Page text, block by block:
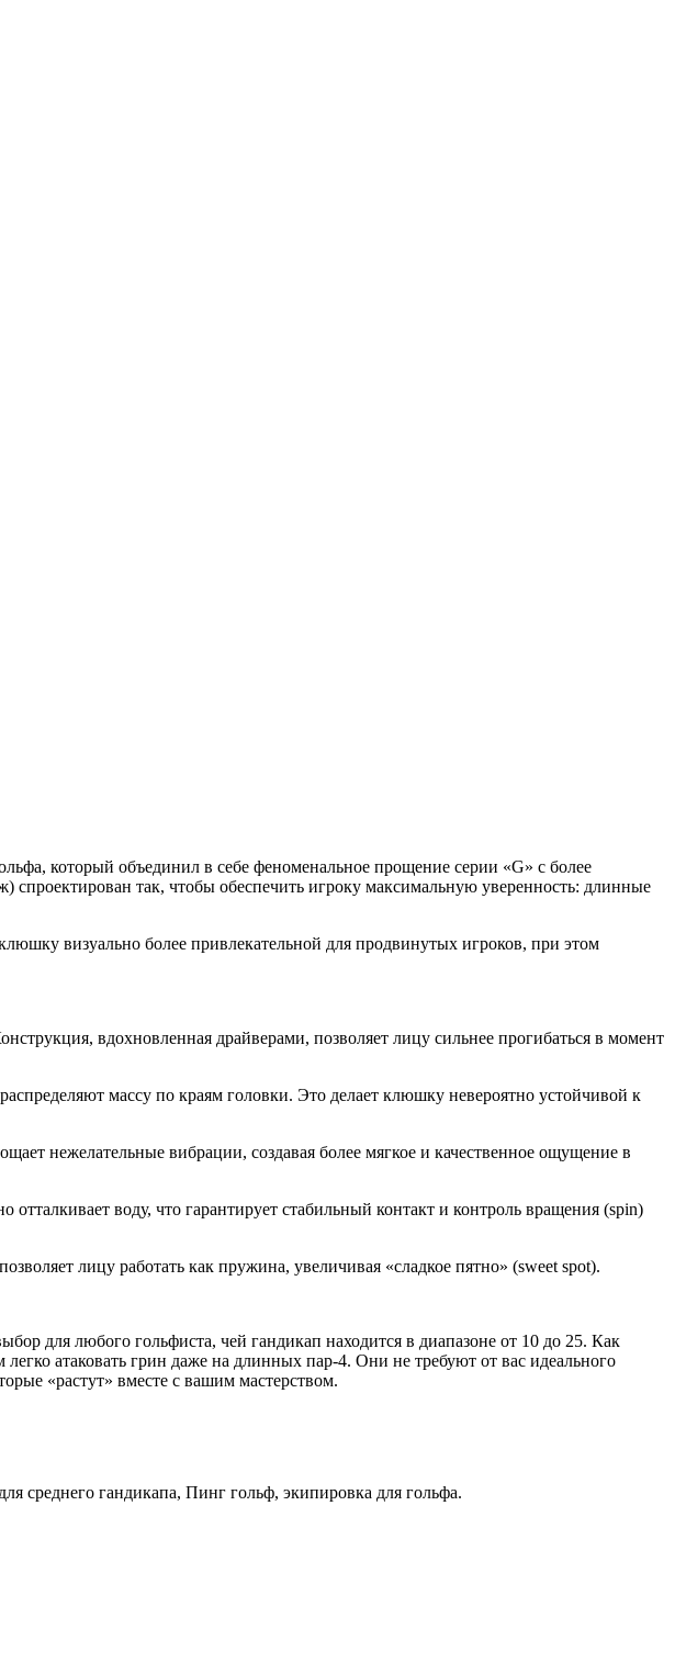
который объединил в себе феноменальное прощение серии «G» с более
так, чтобы обеспечить игроку максимальную уверенность: длинные
визуально более привлекательной для продвинутых игроков, при этом
вдохновленная драйверами, позволяет лицу сильнее прогибаться в момент
массу по краям головки. Это делает клюшку невероятно устойчивой к
нежелательные вибрации, создавая более мягкое и качественное ощущение в
воду, что гарантирует стабильный контакт и контроль вращения (spin)
лицу работать как пружина, увеличивая «сладкое пятно» (sweet spot).
для любого гольфиста, чей гандикап находится в диапазоне от 10 до 25. Как
атаковать грин даже на длинных пар-4. Они не требуют от вас идеального
«растут» вместе с вашим мастерством.
среднего гандикапа, Пинг гольф, экипировка для гольфа.